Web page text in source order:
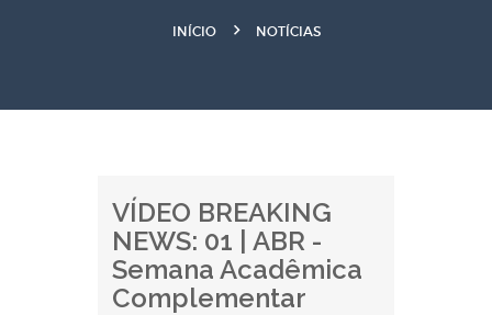
INÍCIO NOTÍCIAS
VÍDEO BREAKING
NEWS: 01 | ABR -
Semana Acadêmica
Complementar